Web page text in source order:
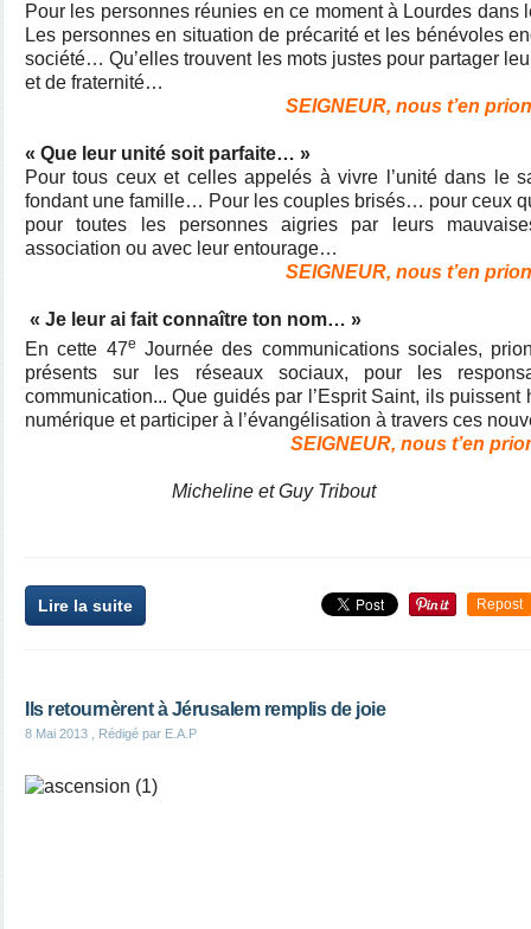
Pour les personnes réunies en ce moment à Lourdes dans
Les personnes en situation de précarité et les bénévoles
société… Qu’elles trouvent les mots justes pour partager
et de fraternité…
SEIGNEUR, nous t’en
« Que leur unité soit parfaite… »
Pour tous ceux et celles appelés à vivre l’unité dans le
fondant une famille… Pour les couples brisés… pour ceux
pour toutes les personnes aigries par leurs
association ou avec leur entourage…
SEIGNEUR, nous t’en
« Je leur ai fait connaître ton nom… »
En cette 47e
Journée des communications sociales,
présents sur les réseaux sociaux, pour les
communication... Que guidés par l’Esprit Saint, ils puissent
numérique et participer à l’évangélisation à travers ces
SEIGNEUR, nous t’en
Micheline et Guy Tribout
Lire la suite Repost
Ils retournèrent à Jérusalem remplis de joie
8 Mai 2013 , Rédigé par E.A.P